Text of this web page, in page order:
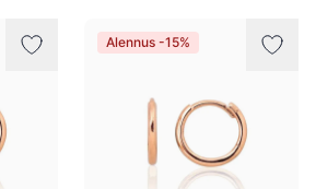
Alennus -15%